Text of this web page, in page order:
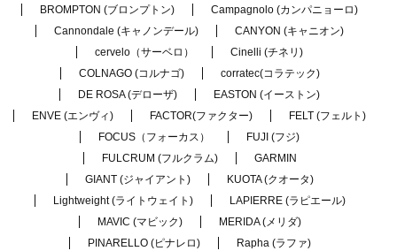
BROMPTON (ブロンプトン)
Campagnolo (カンパニョーロ)
Cannondale (キャノンデール)
CANYON (キャニオン)
cervelo（サーベロ）
Cinelli (チネリ)
COLNAGO (コルナゴ)
corratec(コラテック)
DE ROSA (デローザ)
EASTON (イーストン)
ENVE (エンヴィ)
FACTOR(ファクター)
FELT (フェルト)
FOCUS（フォーカス）
FUJI (フジ)
FULCRUM (フルクラム)
GARMIN
GIANT (ジャイアント)
KUOTA (クオータ)
Lightweight (ライトウェイト)
LAPIERRE (ラピエール)
MAVIC (マビック)
MERIDA (メリダ)
PINARELLO (ピナレロ)
Rapha (ラファ)